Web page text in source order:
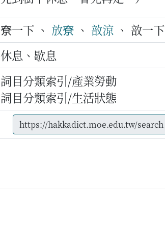
尞一下 、 放尞 、 敨涼 、 敨一下
休息、歇息
詞目分類索引/產業勞動
詞目分類索引/生活狀態